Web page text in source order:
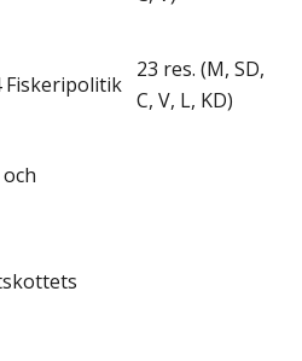
Fiskeripolitik
23 res. (M, SD,
C, V, L, KD)